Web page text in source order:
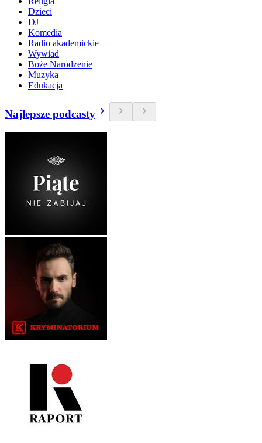
Dzieci
DJ
Komedia
Radio akademickie
Wywiad
Boże Narodzenie
Muzyka
Edukacja
Najlepsze podcasty